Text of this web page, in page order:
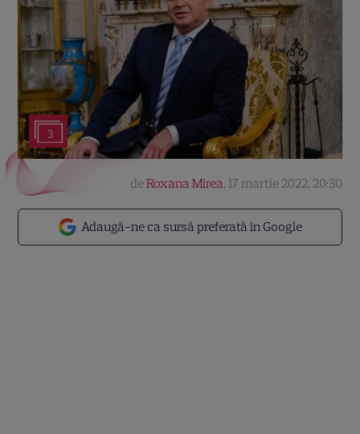
3
Adaugă-ne ca sursă preferată în Google
deRoxana Mirea, 17 martie 2022, 20:30